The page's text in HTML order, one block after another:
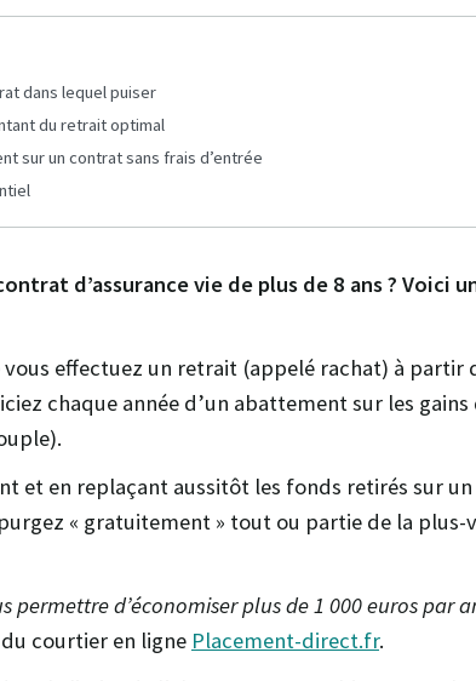
dans lequel puiser
du retrait optimal
sur un contrat sans frais d’entrée
d’assurance vie de plus de 8 ans ? Voici
vous effectuez un retrait (appelé rachat) à partir
chaque année d’un abattement sur les
et en replaçant aussitôt les fonds retirés sur
« gratuitement » tout ou partie de la plus-
permettre d’économiser plus de 1 000 euros par
courtier en ligne Placement-direct.fr.